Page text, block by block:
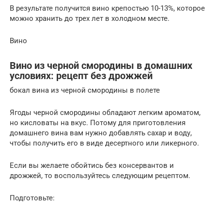
В результате получится вино крепостью 10-13%, которое
можно хранить до трех лет в холодном месте.
Вино
Вино из черной смородины в домашних
условиях: рецепт без дрожжей
бокал вина из черной смородины в полете
Ягоды черной смородины обладают легким ароматом,
но кисловаты на вкус. Потому для приготовления
домашнего вина вам нужно добавлять сахар и воду,
чтобы получить его в виде десертного или ликерного.
Если вы желаете обойтись без консервантов и
дрожжей, то воспользуйтесь следующим рецептом.
Подготовьте: